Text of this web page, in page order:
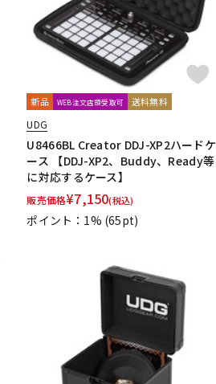
新品 WEB注文店頭受取可 送料無料
UDG
U8466BL Creator DDJ-XP2ハードケ
ース 【DDJ-XP2、Buddy、Ready等
に対応するケース】
販売価格¥7,150(税込)
ポイント：1% (65pt)